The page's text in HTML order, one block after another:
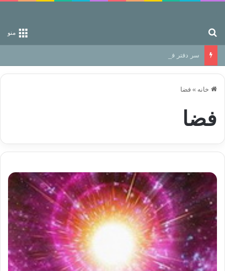
منو
سر دفتر فساد در زمین‌، دوری وکناره‌گیری از راه خداست‌!
خانه » فضا
فضا